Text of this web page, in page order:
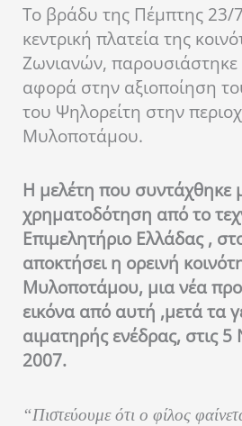
Το βράδυ της Πέμπτης 23/
κεντρική πλατεία της
Ζωνιανών,
αφορά στην αξιοποίηση
του Ψηλορείτη στην
Μυλοποτάμου.
Η μελέτη που συντάχθηκε
χρηματοδότηση από το
Επιμελητήριο Ελλάδας ,
αποκτήσει η ορεινή
Μυλοποτάμου, μια νέα
εικόνα από αυτή ,μετά τα
αιματηρής ενέδρας, στις
2007.
“Πιστεύουμε ότι ο φίλος